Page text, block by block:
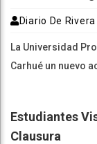
Diario De Rivera
La Universidad
Carhué un nuevo
Estudiantes
Clausura